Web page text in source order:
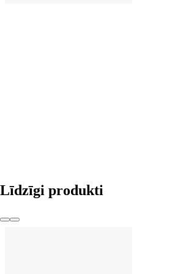
Līdzīgi produkti